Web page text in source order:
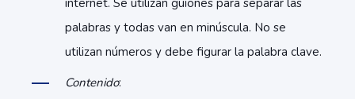
internet. Se utilizan guiones para separar las
palabras y todas van en minúscula. No se
utilizan números y debe figurar la palabra clave.
Contenido: